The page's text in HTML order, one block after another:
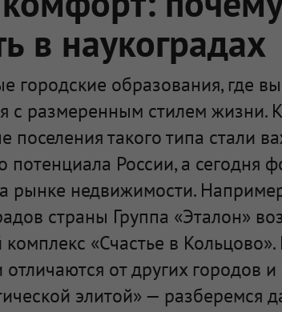
в наукоградах
городские образования, где
с размеренным стилем жизни.
поселения такого типа стали
потенциала России, а сегодня
рынке недвижимости.
страны Группа «Эталон»
«Счастье в Кольцово».
от других городов
элитой» — разберемся